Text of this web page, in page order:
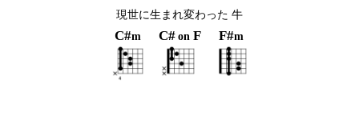
現世に生まれ変わった 牛
C#m C# on F F#m